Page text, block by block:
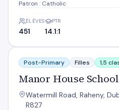
Patron : Catholic
ÉLÈVES
451
PTR
14.1:1
Manor House School
Post-Primary Filles 1,5
Manor House School
Watermill Road, Raheny,
R827